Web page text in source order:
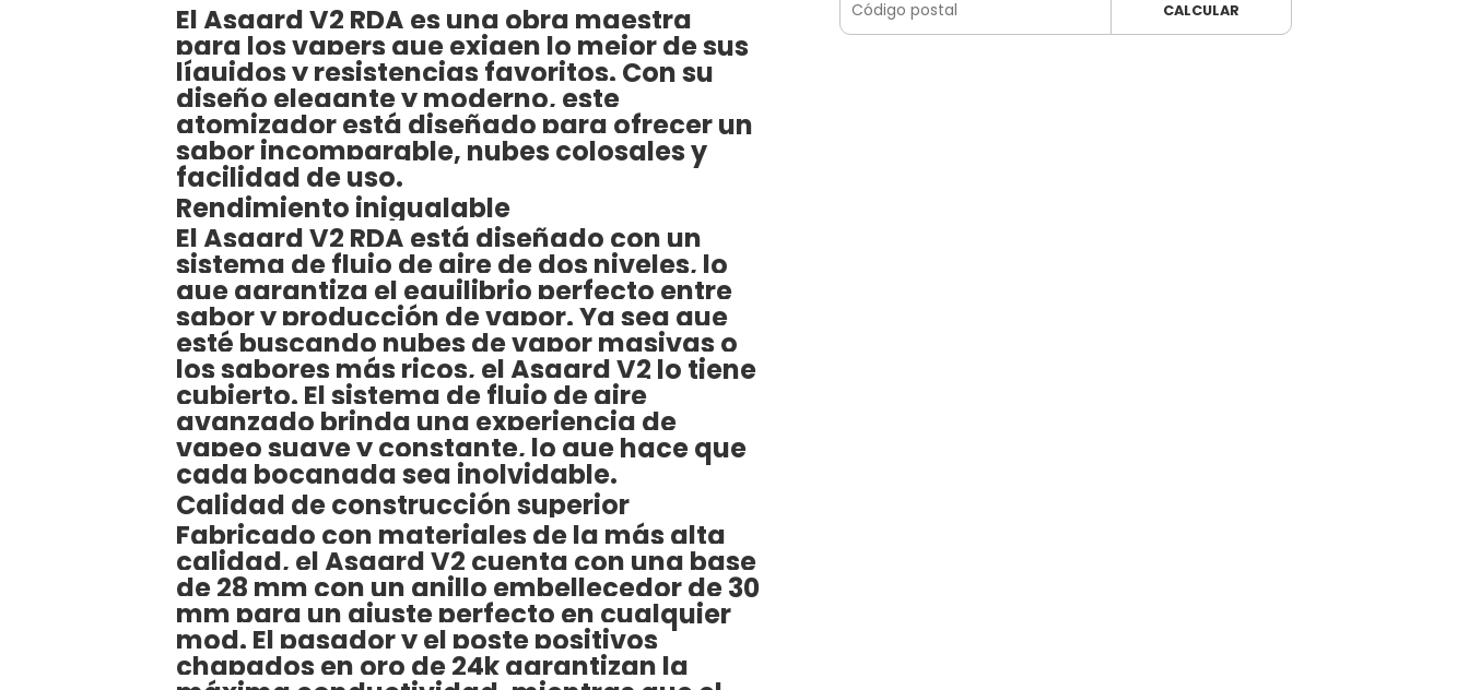
El Asgard V2 RDA es una obra maestra
para los vapers que exigen lo mejor de sus
líquidos y resistencias favoritos. Con su
diseño elegante y moderno, este
atomizador está diseñado para ofrecer un
sabor incomparable, nubes colosales y
facilidad de uso.
Rendimiento inigualable
El Asgard V2 RDA está diseñado con un
sistema de flujo de aire de dos niveles, lo
que garantiza el equilibrio perfecto entre
sabor y producción de vapor. Ya sea que
esté buscando nubes de vapor masivas o
los sabores más ricos, el Asgard V2 lo tiene
cubierto. El sistema de flujo de aire
avanzado brinda una experiencia de
vapeo suave y constante, lo que hace que
cada bocanada sea inolvidable.
Calidad de construcción superior
Fabricado con materiales de la más alta
calidad, el Asgard V2 cuenta con una base
de 28 mm con un anillo embellecedor de 30
mm para un ajuste perfecto en cualquier
mod. El pasador y el poste positivos
chapados en oro de 24k garantizan la
CALCULAR